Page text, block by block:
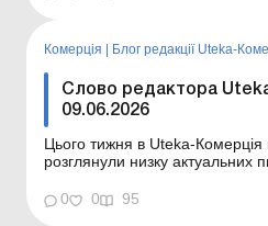
ознайомлю вас із темами
та коли...
Комерція Блог редакції Uteka-
Слово редактора
09.06.2026
Цього тижня в Uteka-
розглянули низку актуальних
тижня в Uteka-Комерція. Шановні
ознайомлю вас із темами
0 0 95